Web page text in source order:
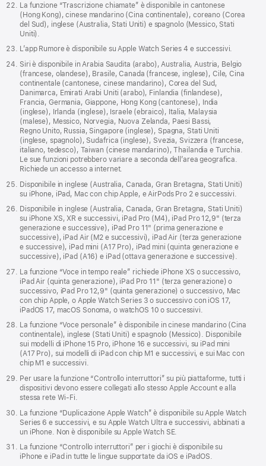
La funzione “Trascrizione chiamate” è disponibile in cantonese
(Hong Kong), cinese mandarino (Cina continentale), coreano (Corea
del Sud), inglese (Australia, Stati Uniti) e spagnolo (Messico, Stati
Uniti).
L’app Rumore è disponibile su Apple Watch Series 4 e successivi.
Siri è disponibile in Arabia Saudita (arabo), Australia, Austria, Belgio
(francese, olandese), Brasile, Canada (francese, inglese), Cile, Cina
continentale (cantonese, cinese mandarino), Corea del Sud,
Danimarca, Emirati Arabi Uniti (arabo), Finlandia (finlandese),
Francia, Germania, Giappone, Hong Kong (cantonese), India
(inglese), Irlanda (inglese), Israele (ebraico), Italia, Malaysia
(malese), Messico, Norvegia, Nuova Zelanda, Paesi Bassi,
Regno Unito, Russia, Singapore (inglese), Spagna, Stati Uniti
(inglese, spagnolo), Sudafrica (inglese), Svezia, Svizzera (francese,
italiano, tedesco), Taiwan (cinese mandarino), Thailandia e Turchia.
Le sue funzioni potrebbero variare a seconda dell’area geografica.
Richiede un accesso a internet.
Disponibile in inglese (Australia, Canada, Gran Bretagna, Stati Uniti)
su iPhone, iPad, Mac con chip Apple, e AirPods Pro 2 e successivi.
Disponibile in inglese (Australia, Canada, Gran Bretagna, Stati Uniti)
su iPhone XS, XR e successivi, iPad Pro (M4), iPad Pro 12,9" (terza
generazione e successive), iPad Pro 11" (prima generazione e
successive), iPad Air (M2 e successivi), iPad Air (terza generazione
e successive), iPad mini (A17 Pro), iPad mini (quinta generazione e
successive), iPad (A16) e iPad (ottava generazione e successive).
La funzione “Voce in tempo reale” richiede iPhone XS o successivo,
iPad Air (quinta generazione), iPad Pro 11" (terza generazione) o
successivo, iPad Pro 12,9" (quinta generazione) o successivo, Mac
con chip Apple, o Apple Watch Series 3 o successivo con iOS 17,
iPadOS 17, macOS Sonoma, o watchOS 10 o successivi.
La funzione “Voce personale” è disponibile in cinese mandarino (Cina
continentale), inglese (Stati Uniti) e spagnolo (Messico). Disponibile
sui modelli di iPhone 15 Pro, iPhone 16 e successivi, su iPad mini
(A17 Pro), sui modelli di iPad con chip M1 e successivi, e sui Mac con
chip M1 e successivi.
Per usare la funzione “Controllo interruttori” su più piattaforme, tutti i
dispositivi devono essere collegati allo stesso Apple Account e alla
stessa rete Wi‑Fi.
La funzione “Duplicazione Apple Watch” è disponibile su Apple Watch
Series 6 e successivi, e su Apple Watch Ultra e successivi, abbinati a
un iPhone. Non è disponibile su Apple Watch SE.
La funzione “Controllo interruttori” per i giochi è disponibile su
iPhone e iPad in tutte le lingue supportate da iOS e iPadOS.